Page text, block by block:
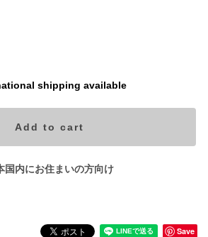
shipping available
Add to cart
国内にお住まいの方向け
Save